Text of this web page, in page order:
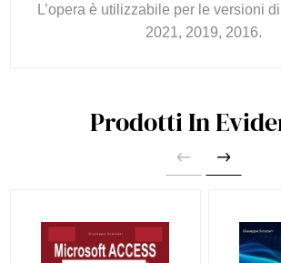
L’opera è utilizzabile per le versioni
2021, 2019, 2016.
Prodotti In